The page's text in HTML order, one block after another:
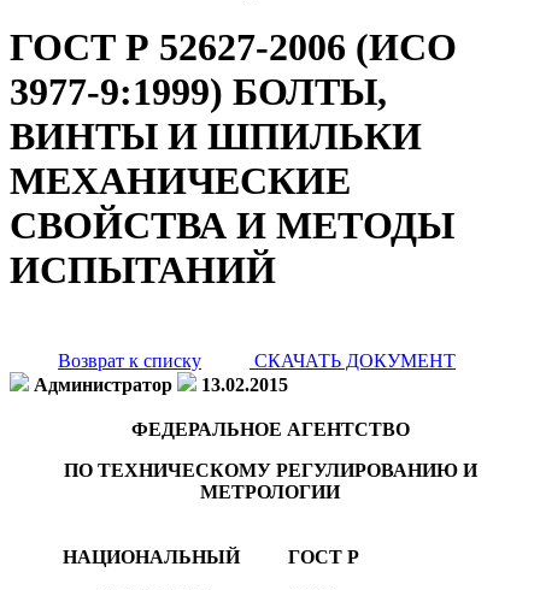
ГОСТ Р 52627-2006 (ИСО
3977-9:1999) БОЛТЫ,
ВИНТЫ И ШПИЛЬКИ
МЕХАНИЧЕСКИЕ
СВОЙСТВА И МЕТОДЫ
ИСПЫТАНИЙ
Возврат к списку
СКАЧАТЬ ДОКУМЕНТ
Администратор
13.02.2015
ФЕДЕРАЛЬНОЕ АГЕНТСТВО
ПО ТЕХНИЧЕСКОМУ РЕГУЛИРОВАНИЮ И
МЕТРОЛОГИИ
НАЦИОНАЛЬНЫЙ
ГОСТ Р